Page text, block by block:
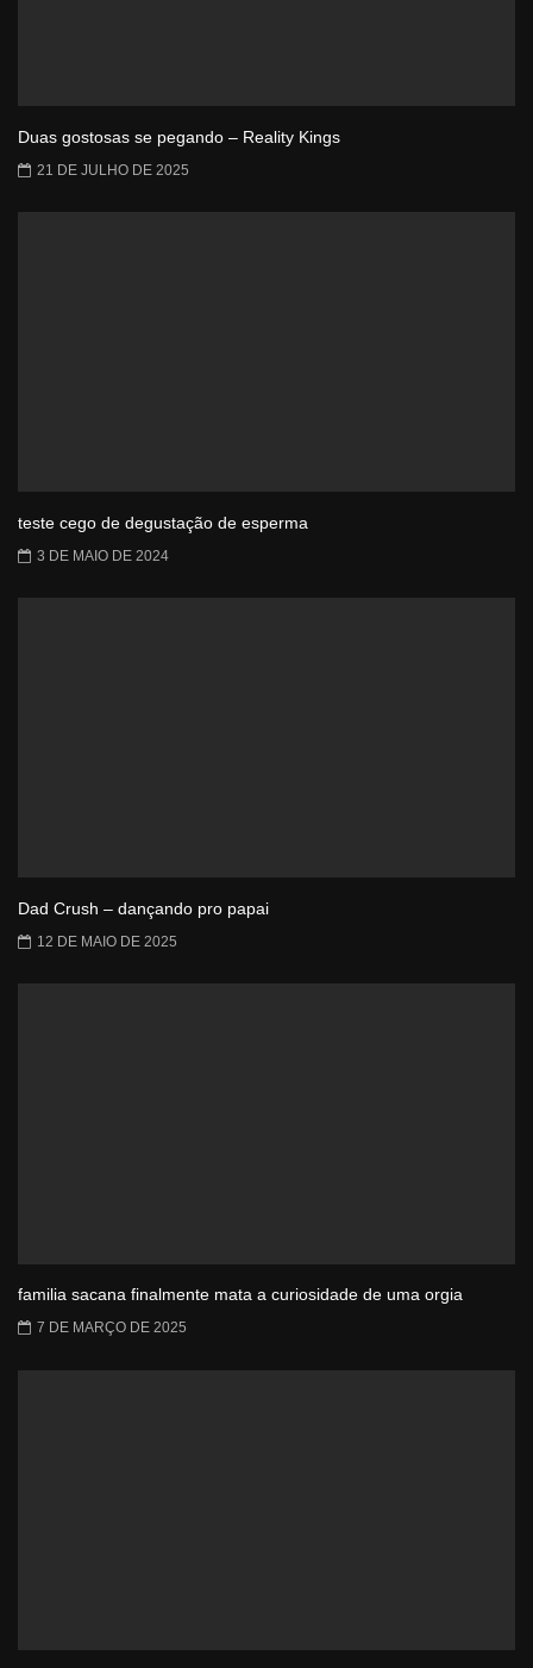
Duas gostosas se pegando – Reality Kings
21 DE JULHO DE 2025
teste cego de degustação de esperma
3 DE MAIO DE 2024
Dad Crush – dançando pro papai
12 DE MAIO DE 2025
familia sacana finalmente mata a curiosidade de uma orgia
7 DE MARÇO DE 2025